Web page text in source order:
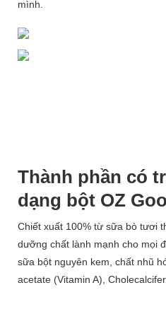
mình.
Thành phần có
dạng bột OZ
Chiết xuất 100% từ sữa bò tươi
dưỡng chất lành mạnh cho mọi
sữa bột nguyên kem, chất nhũ
acetate (Vitamin A),